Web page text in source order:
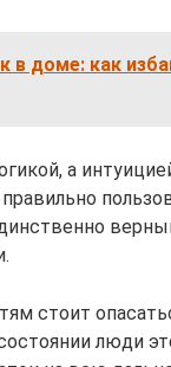
в доме: как
а
стоит
люди